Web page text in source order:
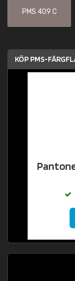
PMS 409 C
KÖP PMS-